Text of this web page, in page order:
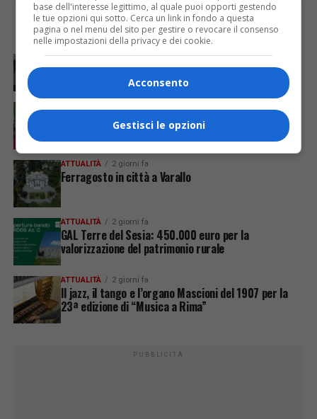
ULTIME
ATTUALITÀ 21 ore fa
Servizio di linea extraurbana, richiesta di passaggio
all’interno del centro abitato
Nidi comunali, dalla Regione 1,5 milioni di euro per
ampliare gli orari dei servizi a parità di tariffa
ATTUALITÀ 2 giorni fa
Ferragosto in città a Varallo
ATTUALITÀ 2 giorni fa
GAL Terre del Sesia: 450.000 euro per la
valorizzazione del patrimonio rurale
ATTUALITÀ 2 giorni fa
Il jazz, il tango e l’organo Mascioni del 1907 per la
23ª edizione di “Musica a Rima”
PUBBLICITÀ
base dell'interesse legittimo, al quale puoi opporti gestendo
le tue opzioni qui sotto. Cerca un link in fondo a questa
pagina o nel menu del sito per gestire o revocare il consenso
nelle impostazioni della privacy e dei cookie.
Acconsento
Gestisci le opzioni